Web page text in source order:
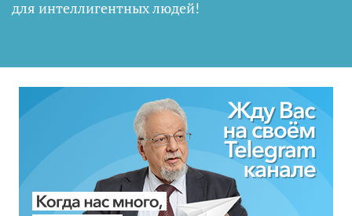
для интеллигентных людей!